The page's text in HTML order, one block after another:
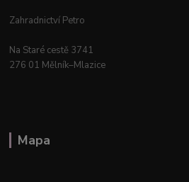
Zahradnictví Petro
Na Staré cestě 3741
276 01 Mělník–Mlazice
Mapa